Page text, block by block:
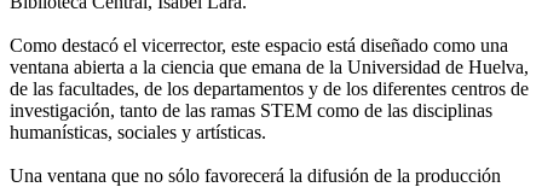
Como destacó el vicerrector, este espacio está diseñado como una
ventana abierta a la ciencia que emana de la Universidad de Huelva,
de las facultades, de los departamentos y de los diferentes centros de
investigación, tanto de las ramas STEM como de las disciplinas
humanísticas, sociales y artísticas.
Una ventana que no sólo favorecerá la difusión de la producción